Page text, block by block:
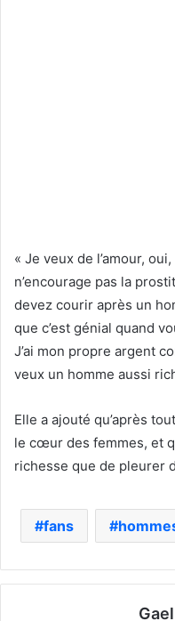
« Je veux de l’amour,
n’encourage pas la
devez courir après un
que c’est génial quand
J’ai mon propre argent
veux un homme aussi
Elle a ajouté qu’après
le cœur des femmes, et
richesse que de pleurer
fans